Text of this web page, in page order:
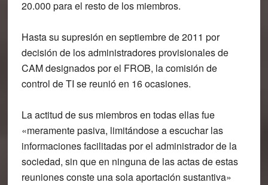
20.000 para el resto de los miembros.
Hasta su supresión en septiembre de 2011 por
decisión de los administradores provisionales de
CAM designados por el FROB, la comisión de
control de TI se reunió en 16 ocasiones.
La actitud de sus miembros en todas ellas fue
«meramente pasiva, limitándose a escuchar las
informaciones facilitadas por el administrador de la
sociedad, sin que en ninguna de las actas de estas
reuniones conste una sola aportación sustantiva»